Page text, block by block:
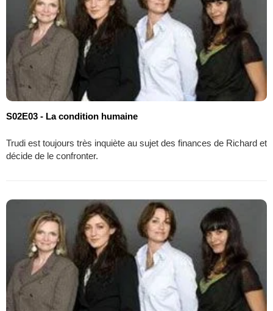
S02E03 - La condition humaine
Trudi est toujours très inquiète au sujet des finances de Richard et
décide de le confronter.